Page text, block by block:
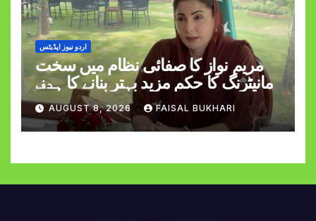
اردو نیوز اپڈیٹس
مریم نواز کا صفائی نظام میں سخت
مانیٹرنگ کا حکم مزید بہتر بنانے کا ہدف
AUGUST 8, 2026 FAISAL BUKHARI